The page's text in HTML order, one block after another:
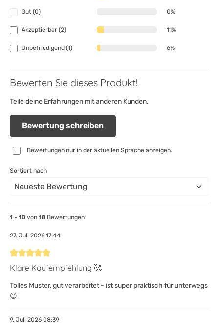
Gut (0) 0%
Akzeptierbar (2) 11%
Unbefriedigend (1) 6%
Bewerten Sie dieses Produkt!
Teile deine Erfahrungen mit anderen Kunden.
Bewertung schreiben
Bewertungen nur in der aktuellen Sprache anzeigen.
Sortiert nach
1 - 10 von 18 Bewertungen
27. Juli 2026 17:44
Bewertung mit 5 von 5 Sternen
Klare Kaufempfehlung 🥰
Tolles Muster, gut verarbeitet - ist super praktisch für unterwegs
😊
9. Juli 2026 08:39